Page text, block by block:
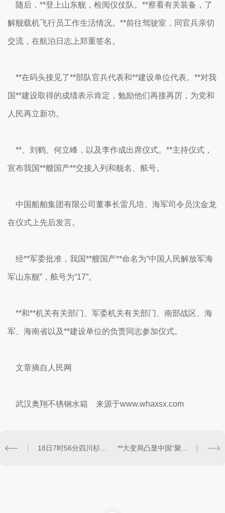
随后，**登上山东舰，检阅仪仗队。**察看有关装备，了
解舰载机飞行员工作生活情况。**前往驾驶室，同官兵亲切
交流，在航泊日志上郑重签名。
**在码头接见了**部队官兵代表和**建设单位代表。**对我
国**建设取得的成绩表示肯定，勉励他们再接再厉，为党和
人民再立新功。
**、刘鹤、何立峰，以及李作成出席仪式。**主持仪式，
宣布我国**艘国产**交接入列和舰名、舷号。
中国船舶集团有限公司董事长雷凡培、海军司令员沈金龙
在仪式上先后发言。
经**军委批准，我国**艘国产**命名为“中国人民解放军海
军山东舰”，舷号为“17”。
**和**机关有关部门、军委机关有关部门、南部战区、海
军、海南省以及**建设单位的负责同志参加仪式。
文章摘自人民网
武汉奥翔不锈钢水箱 来源于www.whaxsx.com
18日7时56分四川杉木树煤矿透水事故13名矿工获救生还 **大变局凸显中国“聚合力”，中国的发展“也利于维护**和平”。